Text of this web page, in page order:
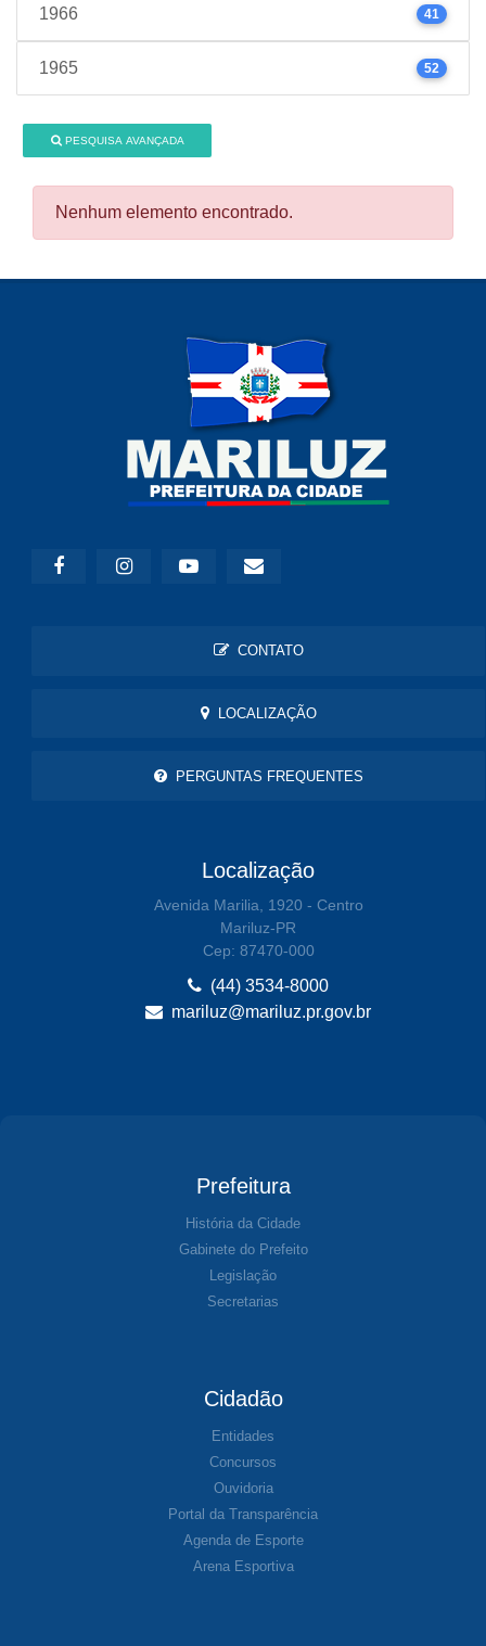
1966 41
1965 52
PESQUISA AVANÇADA
Nenhum elemento encontrado.
CONTATO
LOCALIZAÇÃO
PERGUNTAS FREQUENTES
Localização
Avenida Marilia, 1920 - Centro
Mariluz-PR
Cep: 87470-000
(44) 3534-8000
mariluz@mariluz.pr.gov.br
Prefeitura
História da Cidade
Gabinete do Prefeito
Legislação
Secretarias
Cidadão
Entidades
Concursos
Ouvidoria
Portal da Transparência
Agenda de Esporte
Arena Esportiva